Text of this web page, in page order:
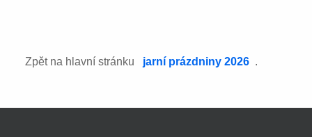
Zpět na hlavní stránku jarní prázdniny 2026 .